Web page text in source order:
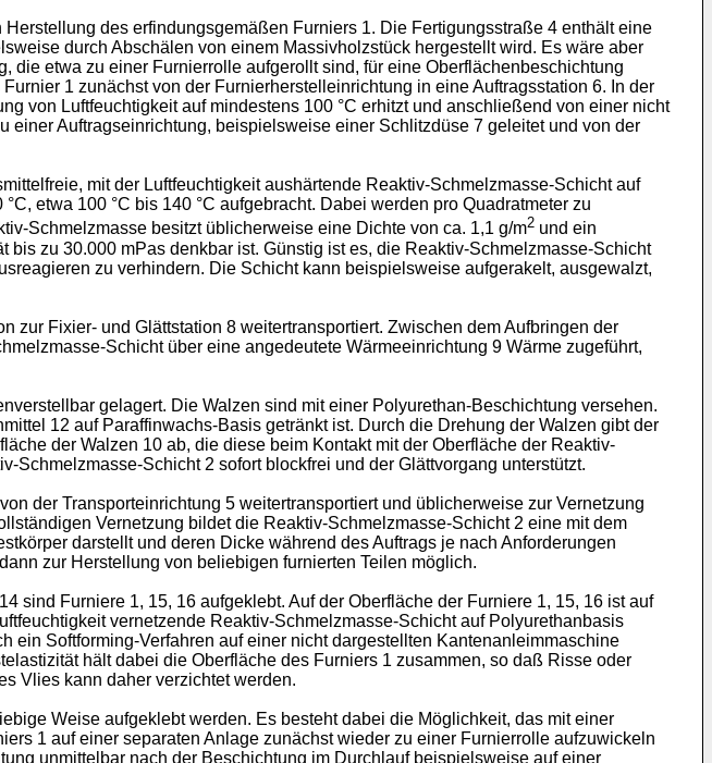
des erfindungsgemäßen Furniers 1. Die Fertigungsstraße 4 enthält eine
durch Abschälen von einem Massivholzstück hergestellt wird. Es wäre aber
etwa zu einer Furnierrolle aufgerollt sind, für eine Oberflächenbeschichtung
1 zunächst von der Furnierherstelleinrichtung in eine Auftragsstation 6. In der
von Luftfeuchtigkeit auf mindestens 100 °C erhitzt und anschließend von einer nicht
Auftragseinrichtung, beispielsweise einer Schlitzdüse 7 geleitet und von der
mit der Luftfeuchtigkeit aushärtende Reaktiv-Schmelzmasse-Schicht auf
etwa 100 °C bis 140 °C aufgebracht. Dabei werden pro Quadratmeter zu
Schmelzmasse besitzt üblicherweise eine Dichte von ca. 1,1 g/m2 und ein
zu 30.000 mPas denkbar ist. Günstig ist es, die Reaktiv-Schmelzmasse-Schicht
zu verhindern. Die Schicht kann beispielsweise aufgerakelt, ausgewalzt,
zur Fixier- und Glättstation 8 weitertransportiert. Zwischen dem Aufbringen der
Schicht über eine angedeutete Wärmeeinrichtung 9 Wärme zugeführt,
gelagert. Die Walzen sind mit einer Polyurethan-Beschichtung versehen.
12 auf Paraffinwachs-Basis getränkt ist. Durch die Drehung der Walzen gibt der
der Walzen 10 ab, die diese beim Kontakt mit der Oberfläche der Reaktiv-
Schicht 2 sofort blockfrei und der Glättvorgang unterstützt.
der Transporteinrichtung 5 weitertransportiert und üblicherweise zur Vernetzung
Vernetzung bildet die Reaktiv-Schmelzmasse-Schicht 2 eine mit dem
darstellt und deren Dicke während des Auftrags je nach Anforderungen
zur Herstellung von beliebigen furnierten Teilen möglich.
sind Furniere 1, 15, 16 aufgeklebt. Auf der Oberfläche der Furniere 1, 15, 16 ist auf
vernetzende Reaktiv-Schmelzmasse-Schicht auf Polyurethanbasis
Softforming-Verfahren auf einer nicht dargestellten Kantenanleimmaschine
hält dabei die Oberfläche des Furniers 1 zusammen, so daß Risse oder
Vlies kann daher verzichtet werden.
Weise aufgeklebt werden. Es besteht dabei die Möglichkeit, das mit einer
1 auf einer separaten Anlage zunächst wieder zu einer Furnierrolle aufzuwickeln
unmittelbar nach der Beschichtung im Durchlauf beispielsweise auf einer